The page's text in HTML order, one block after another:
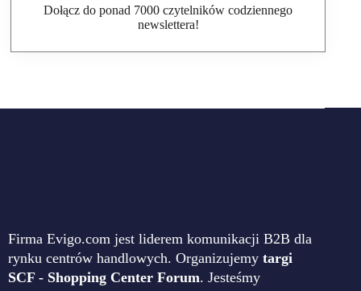
Dołącz do ponad 7000 czytelników codziennego
newslettera!
Firma Evigo.com jest liderem komunikacji B2B dla
rynku centrów handlowych. Organizujemy targi
SCF - Shopping Center Forum. Jesteśmy